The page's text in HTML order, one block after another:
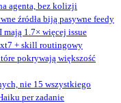
agenta, bez kolizji
źródła biją pasywne feedy
1.7× więcej issue
+ skill routingowy
pokrywają większość
nie 15 wszystkiego
per zadanie